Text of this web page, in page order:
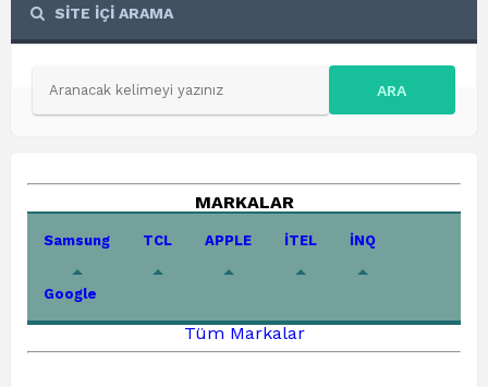
SİTE İÇİ ARAMA
ARA
MARKALAR
Samsung TCL APPLE İTEL İNQ
Google
Tüm Markalar